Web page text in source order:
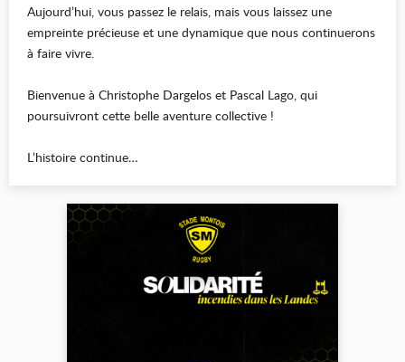
Aujourd’hui, vous passez le relais, mais vous laissez une
empreinte précieuse et une dynamique que nous continuerons
à faire vivre.
Bienvenue à Christophe Dargelos et Pascal Lago, qui
poursuivront cette belle aventure collective !
L’histoire continue…